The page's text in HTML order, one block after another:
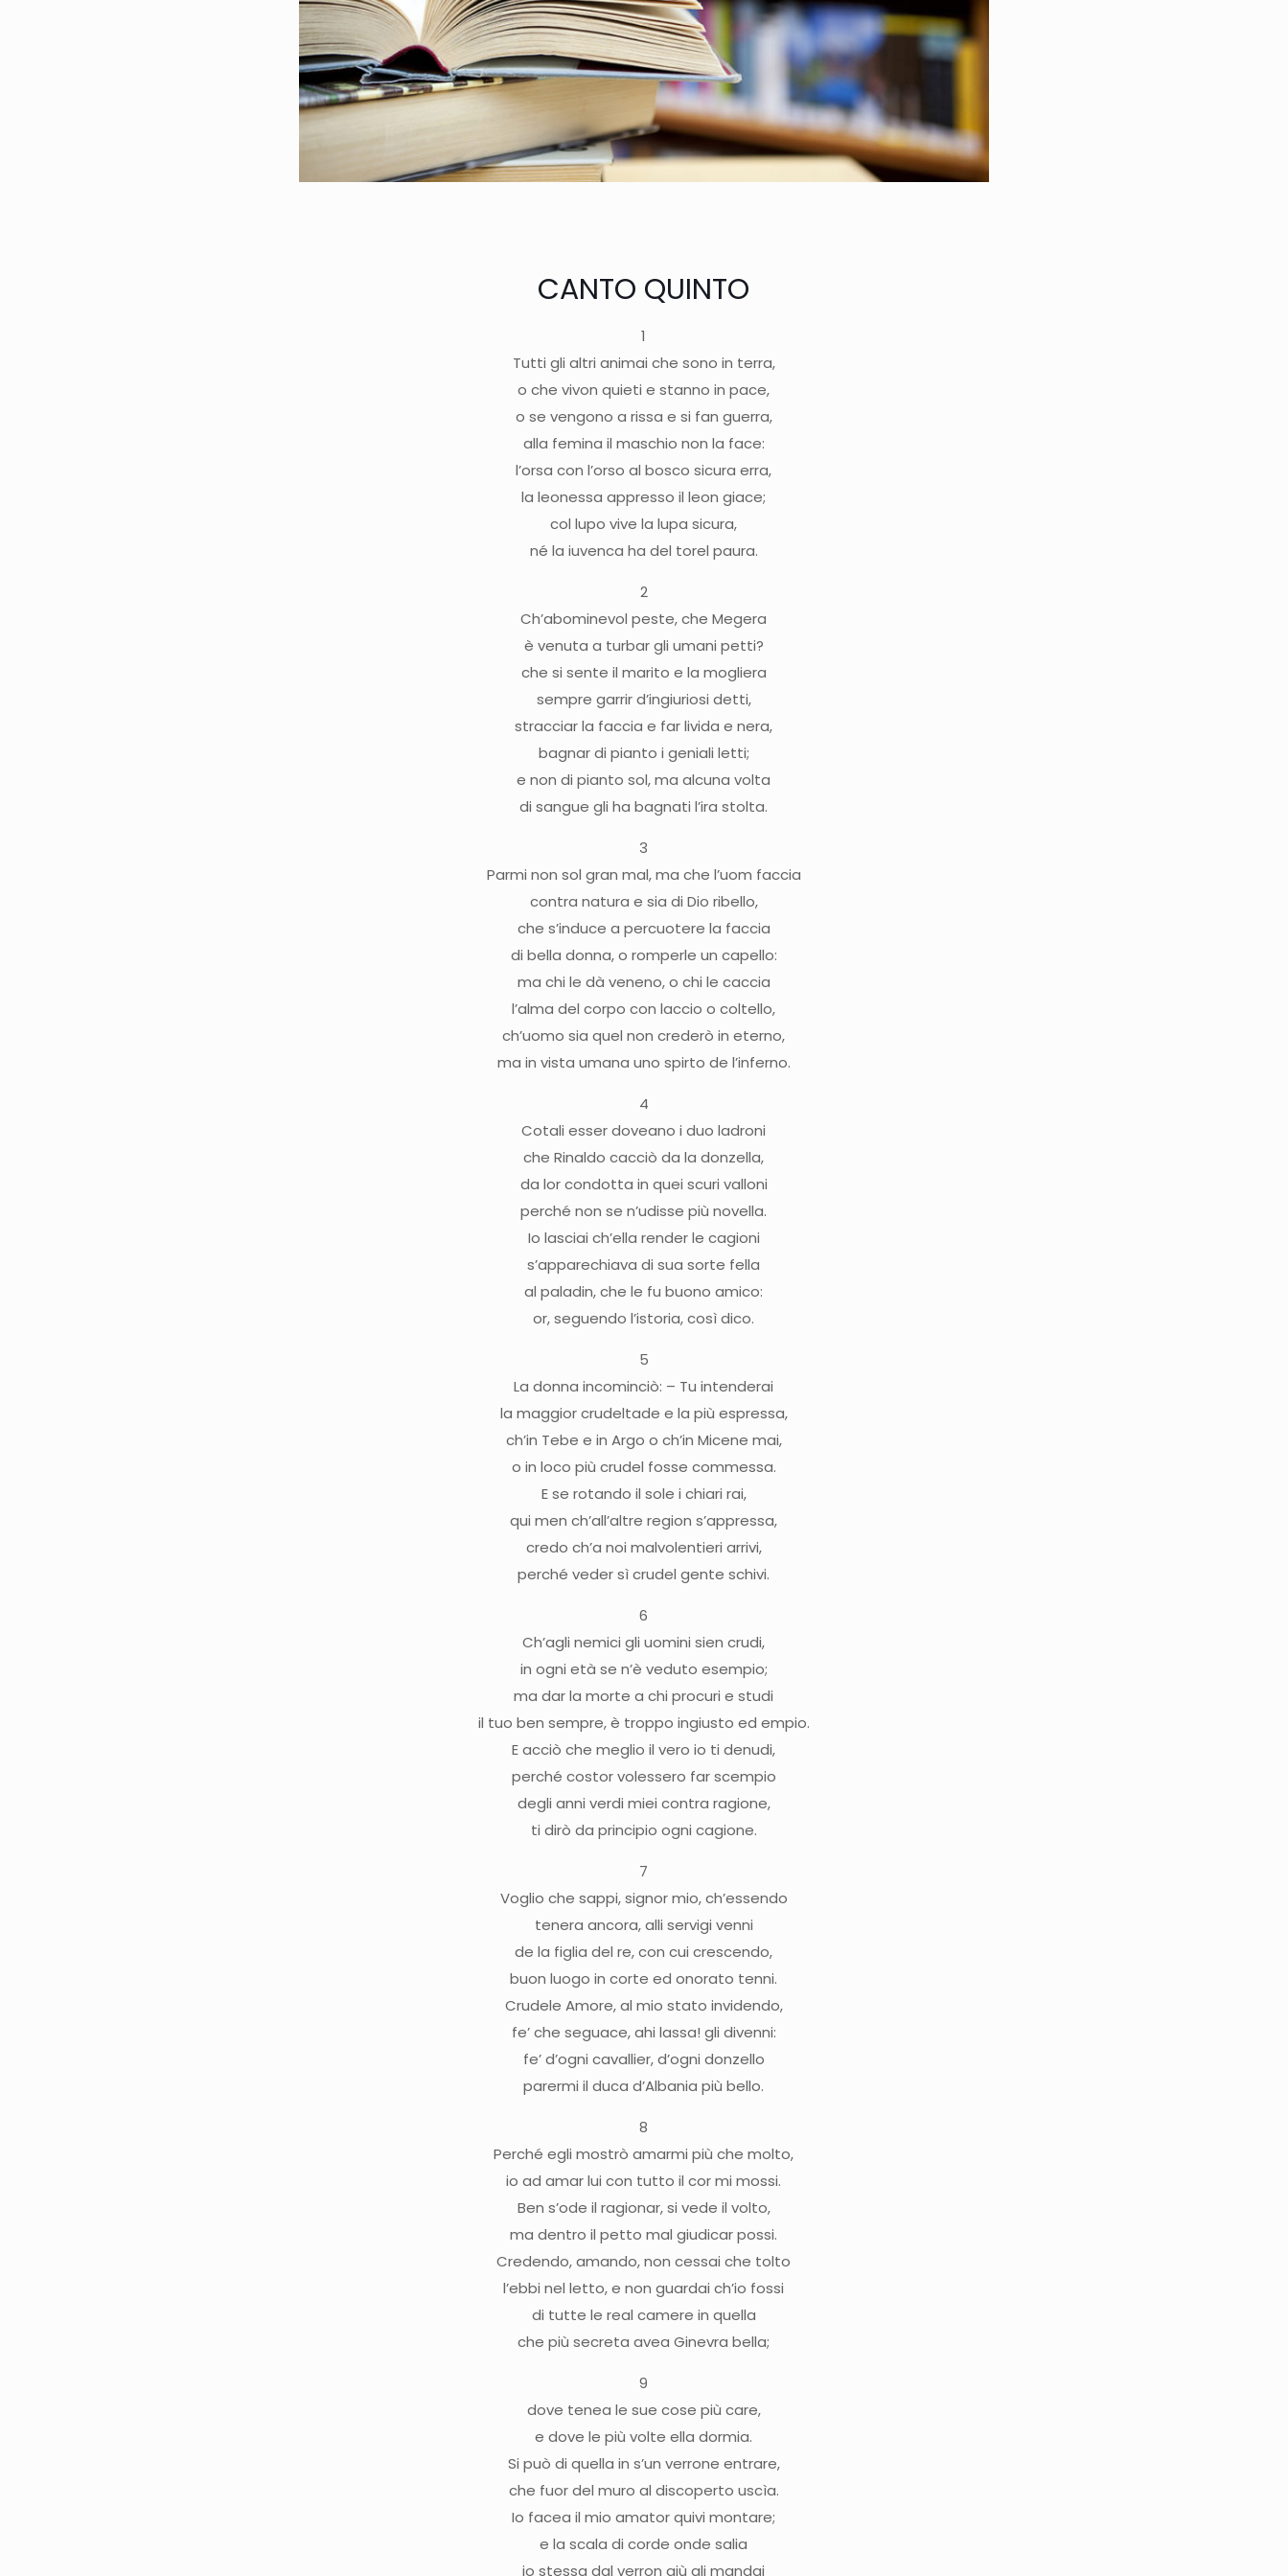
CANTO QUINTO
1
Tutti gli altri animai che sono in terra,
o che vivon quieti e stanno in pace,
o se vengono a rissa e si fan guerra,
alla femina il maschio non la face:
l’orsa con l’orso al bosco sicura erra,
la leonessa appresso il leon giace;
col lupo vive la lupa sicura,
né la iuvenca ha del torel paura.
2
Ch’abominevol peste, che Megera
è venuta a turbar gli umani petti?
che si sente il marito e la mogliera
sempre garrir d’ingiuriosi detti,
stracciar la faccia e far livida e nera,
bagnar di pianto i geniali letti;
e non di pianto sol, ma alcuna volta
di sangue gli ha bagnati l’ira stolta.
3
Parmi non sol gran mal, ma che l’uom faccia
contra natura e sia di Dio ribello,
che s’induce a percuotere la faccia
di bella donna, o romperle un capello:
ma chi le dà veneno, o chi le caccia
l’alma del corpo con laccio o coltello,
ch’uomo sia quel non crederò in eterno,
ma in vista umana uno spirto de l’inferno.
4
Cotali esser doveano i duo ladroni
che Rinaldo cacciò da la donzella,
da lor condotta in quei scuri valloni
perché non se n’udisse più novella.
Io lasciai ch’ella render le cagioni
s’apparechiava di sua sorte fella
al paladin, che le fu buono amico:
or, seguendo l’istoria, così dico.
5
La donna incominciò: – Tu intenderai
la maggior crudeltade e la più espressa,
ch’in Tebe e in Argo o ch’in Micene mai,
o in loco più crudel fosse commessa.
E se rotando il sole i chiari rai,
qui men ch’all’altre region s’appressa,
credo ch’a noi malvolentieri arrivi,
perché veder sì crudel gente schivi.
6
Ch’agli nemici gli uomini sien crudi,
in ogni età se n’è veduto esempio;
ma dar la morte a chi procuri e studi
il tuo ben sempre, è troppo ingiusto ed empio.
E acciò che meglio il vero io ti denudi,
perché costor volessero far scempio
degli anni verdi miei contra ragione,
ti dirò da principio ogni cagione.
7
Voglio che sappi, signor mio, ch’essendo
tenera ancora, alli servigi venni
de la figlia del re, con cui crescendo,
buon luogo in corte ed onorato tenni.
Crudele Amore, al mio stato invidendo,
fe’ che seguace, ahi lassa! gli divenni:
fe’ d’ogni cavallier, d’ogni donzello
parermi il duca d’Albania più bello.
8
Perché egli mostrò amarmi più che molto,
io ad amar lui con tutto il cor mi mossi.
Ben s’ode il ragionar, si vede il volto,
ma dentro il petto mal giudicar possi.
Credendo, amando, non cessai che tolto
l’ebbi nel letto, e non guardai ch’io fossi
di tutte le real camere in quella
che più secreta avea Ginevra bella;
9
dove tenea le sue cose più care,
e dove le più volte ella dormia.
Si può di quella in s’un verrone entrare,
che fuor del muro al discoperto uscìa.
Io facea il mio amator quivi montare;
e la scala di corde onde salia
io stessa dal verron giù gli mandai